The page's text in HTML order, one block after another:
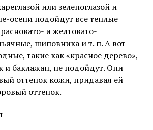
или зеленоглазой и
осени подойдут все теплые
и желтовато-
шиповника и т. п. А вот
такие как «красное дерево»,
и баклажан, не подойдут. Они
оттенок кожи, придавая ей
оттенок.